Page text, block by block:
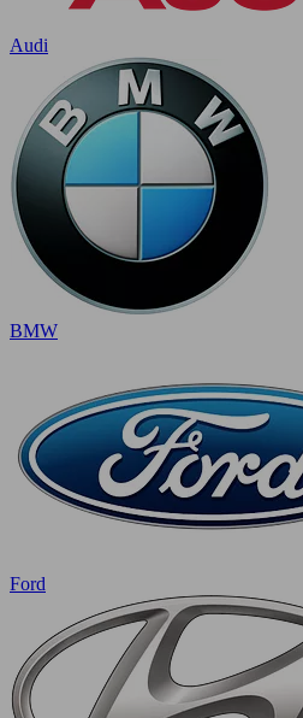
Audi
BMW
Ford